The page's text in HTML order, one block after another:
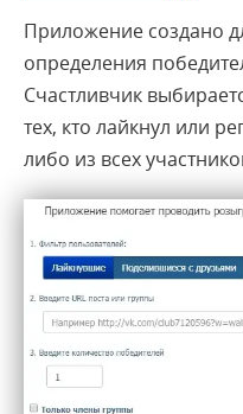
Приложение создано
определения
Счастливчик
тех, кто лайкнул или
либо из всех